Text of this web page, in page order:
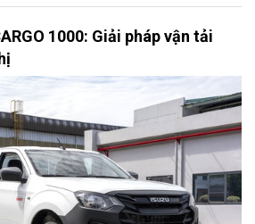
1000: Giải pháp vận tải